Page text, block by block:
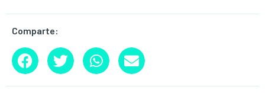
Comparte: